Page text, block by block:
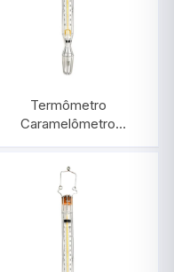
Termômetro
Caramelômetro
INCOTERM 5120